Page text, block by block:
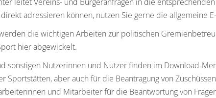
adressieren können, nutzen Sie gerne die allgemeine
die wichtigen Arbeiten zur politischen
hier abgewickelt.
sonstigen Nutzerinnen und Nutzer finden im Download-
Sportstätten, aber auch für die Beantragung von
und Mitarbeiter für die Beantwortung von